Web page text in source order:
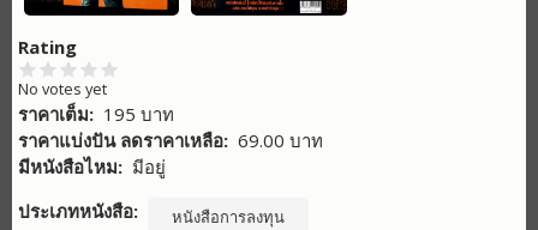
Rating
No votes yet
ราคาเต็ม
195 บาท
ราคาแบ่งปัน ลดราคาเหลือ 69.00 บาท
มีหนังสือไหม
มีอยู่
ประเภทหนังสือ
หนังสือการลงทุน